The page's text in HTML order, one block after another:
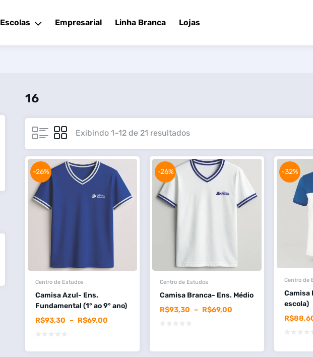
Escolas Empresarial Linha Branca Lojas
16
Exibindo 1–12 de 21 resultados
Centro de Estudos
Camisa Azul- Ens.
Fundamental (1° ao 9° ano)
R$69,00
–
R$93,30
-26%
Centro de Estudos
Camisa Branca- Ens. Médio
R$69,00
–
R$93,30
-26%
Centro de
Camisa
escola)
R$
-32%